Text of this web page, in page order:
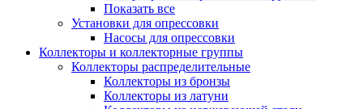
Показать все
Установки для опрессовки
Насосы для опрессовки
Коллекторы и коллекторные группы
Коллекторы распределительные
Коллекторы из бронзы
Коллекторы из латуни